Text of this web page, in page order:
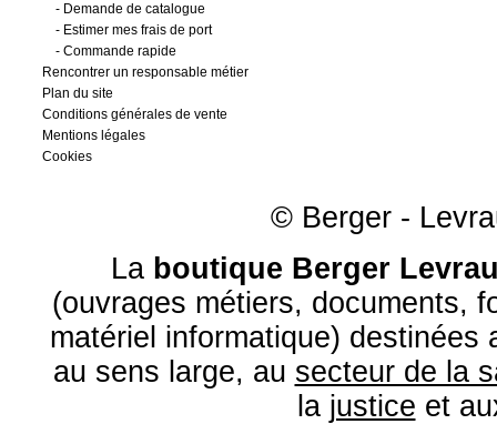
- Demande de catalogue
- Estimer mes frais de port
- Commande rapide
Rencontrer un responsable métier
Plan du site
Conditions générales de vente
Mentions légales
Cookies
© Berger -
La boutique Berger
(ouvrages métiers, documents,
matériel informatique) destinées
au sens large, au secteur de la
la justice et